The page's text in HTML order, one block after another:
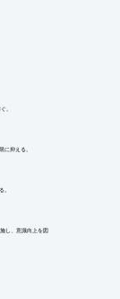
。
に抑える。
。
し、意識向上を図